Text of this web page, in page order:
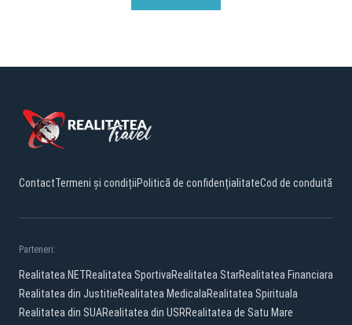
ContactTermeni și condițiiPolitică de confidențialitateCod de conduită
Parteneri:
Realitatea.NETRealitatea SportivaRealitatea StarRealitatea Financiara
Realitatea din JustitieRealitatea MedicalaRealitatea Spirituala
Realitatea din SUARealitatea din USRRealitatea de Satu Mare